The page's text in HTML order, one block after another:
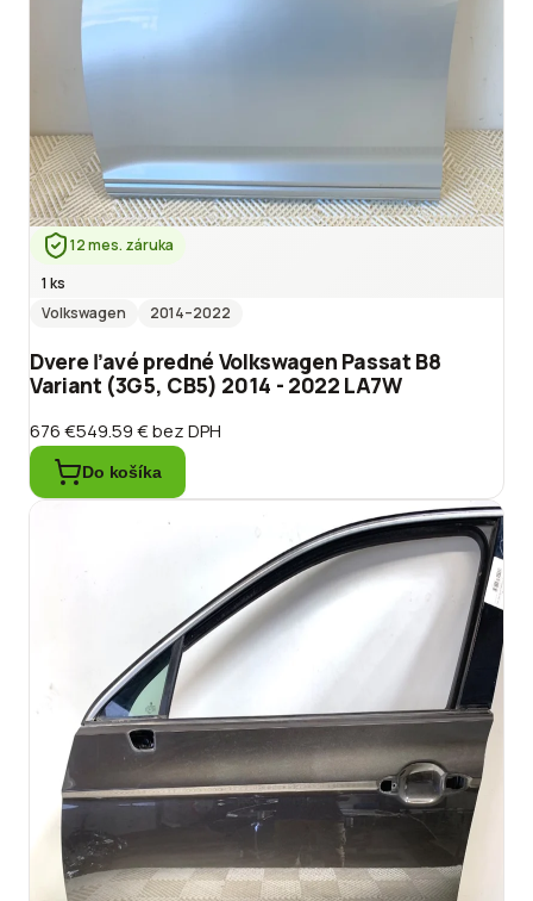
12 mes. záruka
1 ks
Volkswagen
2014–2022
Dvere ľavé predné Volkswagen Passat B8
Variant (3G5, CB5) 2014 - 2022 LA7W
676 €549.59 €bez DPH
Do košíka